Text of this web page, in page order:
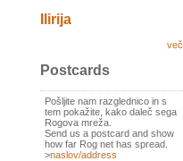
Ilirija
več
Postcards
Pošljite nam razglednico in s
tem pokažite, kako daleč sega
Rogova mreža.
Send us a postcard and show
how far Rog net has spread.
>naslov/address